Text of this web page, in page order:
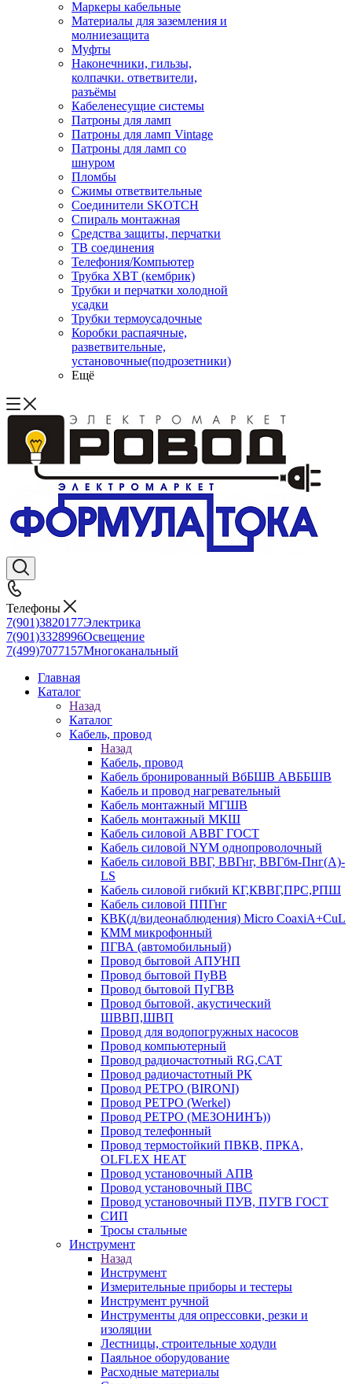
Маркеры кабельные
Материалы для заземления и
молниезащита
Муфты
Наконечники, гильзы,
колпачки. ответвители,
разъёмы
Кабеленесущие системы
Патроны для ламп
Патроны для ламп Vintage
Патроны для ламп со
шнуром
Пломбы
Сжимы ответвительные
Соединители SKOTCH
Спираль монтажная
Средства защиты, перчатки
ТВ соединения
Телефония/Компьютер
Трубка ХВТ (кембрик)
Трубки и перчатки холодной
усадки
Трубки термоусадочные
Коробки распаячные,
разветвительные,
установочные(подрозетники)
Ещё
Телефоны
7(901)3820177Электрика
7(901)3328996Освещение
7(499)7077157Многоканальный
Главная
Каталог
Назад
Каталог
Кабель, провод
Назад
Кабель, провод
Кабель бронированный ВбБШВ АВББШВ
Кабель и провод нагревательный
Кабель монтажный МГШВ
Кабель монтажный МКШ
Кабель силовой АВВГ ГОСТ
Кабель силовой NYM однопроволочный
Кабель силовой ВВГ, ВВГнг, ВВГбм-Пнг(А)-
LS
Кабель силовой гибкий КГ,КВВГ,ПРС,РПШ
Кабель силовой ППГнг
КВК(д/видеонаблюдения) Micro CoaxiA+CuL
КММ микрофонный
ПГВА (автомобильный)
Провод бытовой АПУНП
Провод бытовой ПуВВ
Провод бытовой ПуГВВ
Провод бытовой, акустический
ШВВП,ШВП
Провод для водопогружных насосов
Провод компьютерный
Провод радиочастотный RG,САТ
Провод радиочастотный РК
Провод РЕТРО (BIRONI)
Провод РЕТРО (Werkel)
Провод РЕТРО (МЕЗОНИНЪ))
Провод телефонный
Провод термостойкий ПВКВ, ПРКА,
OLFLEX HEAT
Провод установочный АПВ
Провод установочный ПВС
Провод установочный ПУВ, ПУГВ ГОСТ
СИП
Тросы стальные
Инструмент
Назад
Инструмент
Измерительные приборы и тестеры
Инструмент ручной
Инструменты для опрессовки, резки и
изоляции
Лестницы, строительные ходули
Паяльное оборудование
Расходные материалы